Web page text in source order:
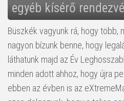
egyéb kísérő
Büszkék vagyunk rá, hogy több,
nagyon bízunk benne, hogy
láthatunk majd az Év
minden adott ahhoz, hogy újra
ebben az évben is az